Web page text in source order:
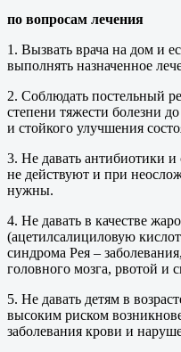
по вопросам лечения
1. Вызвать врача на дом и
выполнять назначенное
2. Соблюдать постельный
степени тяжести болезни
и стойкого улучшения
3. Не давать антибиотики
не действуют и при
нужны.
4. Не давать в качестве
(ацетилсалициловую
синдрома Рея –
головного мозга, рвотой и
5. Не давать детям в
высоким риском
заболевания крови и